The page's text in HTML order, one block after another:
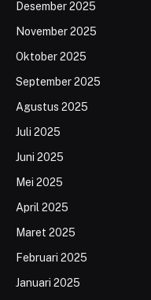
Desember 2025
November 2025
Oktober 2025
September 2025
Agustus 2025
Juli 2025
Juni 2025
Mei 2025
April 2025
Maret 2025
Februari 2025
Januari 2025